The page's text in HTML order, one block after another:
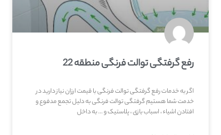
رفع گرفتگی توالت فرنگی منطقه 22
اگر به خدمات رفع گرفتگی توالت فرنگی با قیمت ارزان نیاز دارید در
خدمت شما هستیم گرفتگی توالت فرنگی به دلیل تجمع مدفوع و
افتادن اشیاء ، اسباب بازی ، پلاستیک و … به داخل